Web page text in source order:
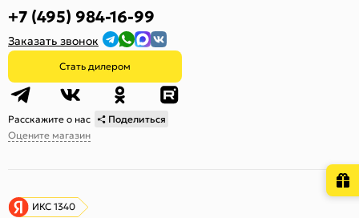
+7 (495) 984-16-99
Заказать звонок
Стать дилером
Расскажите о нас
Поделиться
Оцените магазин
ИКС 1340